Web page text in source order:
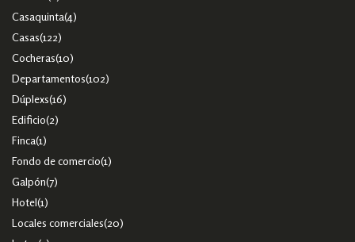
Casaquinta(4)
Casas(122)
Cocheras(10)
Departamentos(102)
Dúplexs(16)
Edificio(2)
Finca(1)
Fondo de comercio(1)
Galpón(7)
Hotel(1)
Locales comerciales(20)